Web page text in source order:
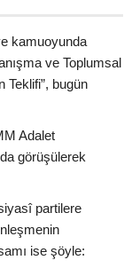
kamuoyunda
ve Toplumsal
Teklifi”, bugün
Adalet
görüşülerek
partilere
ise şöyle: